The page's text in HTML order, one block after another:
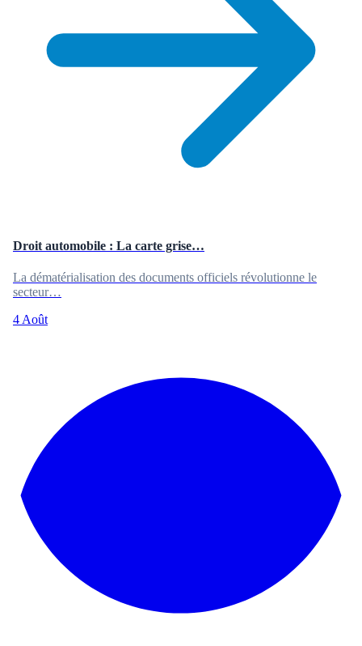
Droit automobile : La carte grise…
La dématérialisation des documents officiels révolutionne le
secteur…
4 Août